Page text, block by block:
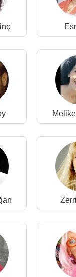
dışında birçok
Bu albümden
ile 2000
müziğinin bir
Dostlar
Güzin Sokullu
Ercan Turgut
önemli bir
yorumladılar.
yılında
solistliğe
olarak katıldı.
olarak
(Banu